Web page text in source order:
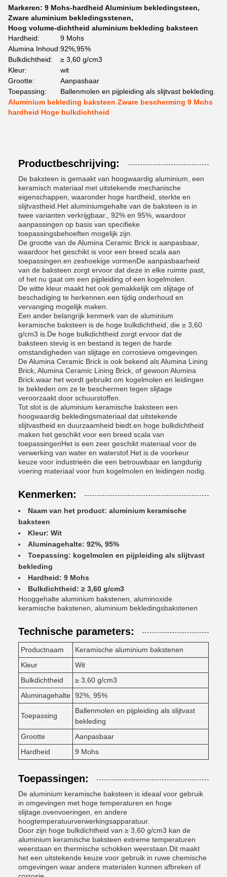
Markeren: 9 Mohs-hardheid Aluminium bekledingsteen,
Zware aluminium bekledingsstenen,
Hoog volume-dichtheid aluminium bekleding baksteen
Hardheid:
9 Mohs
Alumina Inhoud:92%,95%
Bulkdichtheid:
≥ 3,60 g/cm3
Kleur:
wit
Grootte:
Aanpasbaar
Toepassing:
Ballenmolen en pijpleiding als slijtvast bekleding.
Aluminium bekleding baksteen Zware bescherming 9 Mohs
hardheid Hoge bulkdichtheid
Productbeschrijving:
De baksteen is gemaakt van hoogwaardig aluminium, een
keramisch materiaal met uitstekende mechanische
eigenschappen, waaronder hoge hardheid, sterkte en
slijtvastheid.Het aluminiumgehalte van de baksteen is in
twee varianten verkrijgbaar., 92% en 95%, waardoor
aanpassingen op basis van specifieke
toepassingsbehoeften mogelijk zijn.
De grootte van de Alumina Ceramic Brick is aanpasbaar,
waardoor het geschikt is voor een breed scala aan
toepassingen.en zeshoekige vormenDe aanpasbaarheid
van de baksteen zorgt ervoor dat deze in elke ruimte past,
of het nu gaat om een pijpleiding of een kogelmolen.
De witte kleur maakt het ook gemakkelijk om slijtage of
beschadiging te herkennen.een tijdig onderhoud en
vervanging mogelijk maken.
Een ander belangrijk kenmerk van de aluminium
keramische baksteen is de hoge bulkdichtheid, die ≥ 3,60
g/cm3 is.De hoge bulkdichtheid zorgt ervoor dat de
baksteen stevig is en bestand is tegen de harde
omstandigheden van slijtage en corrosieve omgevingen.
De Alumina Ceramic Brick is ook bekend als Alumina Lining
Brick, Alumina Ceramic Lining Brick, of gewoon Alumina
Brick.waar het wordt gebruikt om kogelmolen en leidingen
te bekleden om ze te beschermen tegen slijtage
veroorzaakt door schuurstoffen.
Tot slot is de aluminium keramische baksteen een
hoogwaardig bekledingsmateriaal dat uitstekende
slijtvastheid en duurzaamheid biedt.en hoge bulkdichtheid
maken het geschikt voor een breed scala van
toepassingenHet is een zeer geschikt materiaal voor de
verwerking van water en waterstof.Het is de voorkeur
keuze voor industrieën die een betrouwbaar en langdurig
voering materiaal voor hun kogelmolen en leidingen nodig.
Kenmerken:
Naam van het product: aluminium keramische
baksteen
Kleur: Wit
Aluminagehalte: 92%, 95%
Toepassing: kogelmolen en pijpleiding als slijtvast
bekleding
Hardheid: 9 Mohs
Bulkdichtheid: ≥ 3,60 g/cm3
Hooggehalte aluminium bakstenen, aluminoxide
keramische bakstenen, aluminium bekledingsbakstenen
Technische parameters:
Productnaam
Keramische aluminium bakstenen
Kleur
Wit
Bulkdichtheid
≥ 3,60 g/cm3
Aluminagehalte 92%, 95%
Toepassing
Ballenmolen en pijpleiding als slijtvast
bekleding
Grootte
Aanpasbaar
Hardheid
9 Mohs
Toepassingen:
De aluminium keramische baksteen is ideaal voor gebruik
in omgevingen met hoge temperaturen en hoge
slijtage.ovenvoeringen, en andere
hoogtemperatuurverwerkingsapparatuur.
Door zijn hoge bulkdichtheid van ≥ 3,60 g/cm3 kan de
aluminium keramische baksteen extreme temperaturen
weerstaan en thermische schokken weerstaan.Dit maakt
het een uitstekende keuze voor gebruik in ruwe chemische
omgevingen waar andere materialen kunnen afbreken of